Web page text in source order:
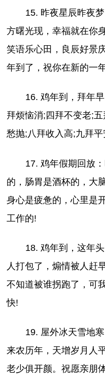
15. 昨夜星辰昨夜
方曙光现，幸福就在你
笑语乐心田，良辰好景
年到了，祝你在新的一
16. 鸡年到，拜年
拜烦恼消;四拜不变老;
愁抛;八拜收入高;九拜平
17. 鸡年假期回放
的，肠胃是酒杯的，大
身心是疲惫的，心里是
工作的!
18. 鸡年到，这年
人打包了，煽情被人赶
不知道被谁拐跑了，可
快!
19. 屋外冰天雪地
来农历年，天增岁月人
老少俱开颜。祝愿亲朋